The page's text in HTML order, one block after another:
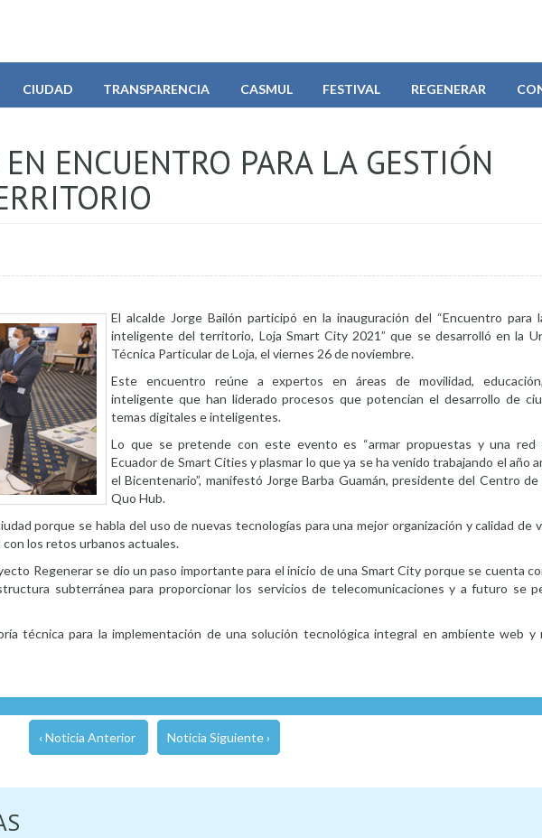
CIUDAD TRANSPARENCIA CASMUL FESTIVAL REGENERAR
ENCUENTRO PARA LA GESTIÓN
El alcalde Jorge Bailón participó en la inauguración del “Encuentro para
inteligente del territorio, Loja Smart City 2021” que se desarrolló en la
Técnica Particular de Loja, el viernes 26 de noviembre.
Este encuentro reúne a expertos en áreas de movilidad,
inteligente que han liderado procesos que potencian el desarrollo de
temas digitales e inteligentes.
Lo que se pretende con este evento es “armar propuestas y una red
Ecuador de Smart Cities y plasmar lo que ya se ha venido trabajando el año
el Bicentenario”, manifestó Jorge Barba Guamán, presidente del Centro
Quo Hub.
porque se habla del uso de nuevas tecnologías para una mejor organización y calidad de
los retos urbanos actuales.
Regenerar se dio un paso importante para el inicio de una Smart City porque se cuenta
subterránea para proporcionar los servicios de telecomunicaciones y a futuro se
técnica para la implementación de una solución tecnológica integral en ambiente web y
‹ Noticia Anterior Noticia Siguiente ›